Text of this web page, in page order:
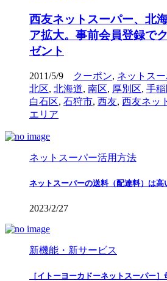
西友ネットスーパー、北
ア拡大。事前会員登録で
ゼント
2011/5/9 クーポン, ネットス
北区, 北海道, 南区, 厚別区, 手
白石区, 石狩市, 西友, 西友ネッ
エリア
ネットスーパー活用方法
ネットスーパーの送料（配達料）は高
2023/2/27
新機能・新サービス
［イトーヨーカドーネットスーパー